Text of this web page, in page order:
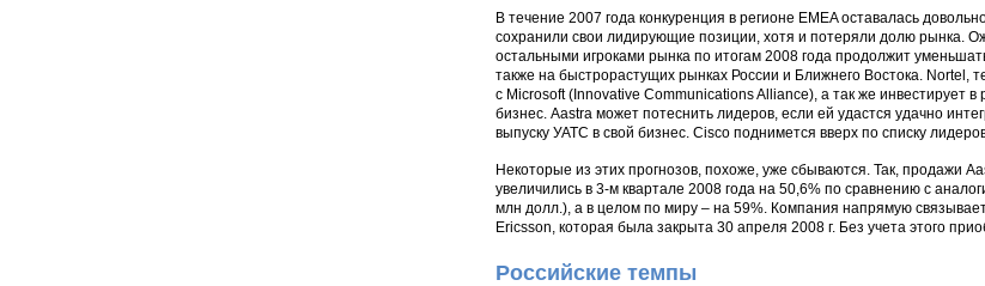
В течение 2007 года конкуренция в регионе EMEA оставалась
сохранили свои лидирующие позиции, хотя и потеряли долю рынка.
остальными игроками рынка по итогам 2008 года продолжит
также на быстрорастущих рынках России и Ближнего Востока. Nortel,
с Microsoft (Innovative Communications Alliance), а так же
бизнес. Aastra может потеснить лидеров, если ей удастся удачно
выпуску УАТС в свой бизнес. Cisco поднимется вверх по списку
Некоторые из этих прогнозов, похоже, уже сбываются. Так, продажи
увеличились в 3-м квартале 2008 года на 50,6% по сравнению с
млн долл.), а в целом по миру – на 59%. Компания напрямую
Ericsson, которая была закрыта 30 апреля 2008 г. Без учета этого
Российские темпы